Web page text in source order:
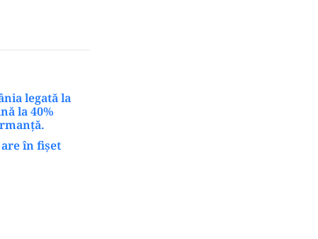
legată la
la 40%
în fișet